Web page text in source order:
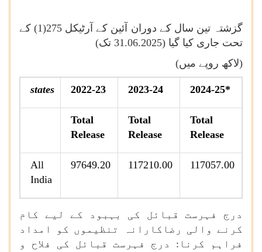
گزشتہ تین سال کے دوران آئین کے آرٹیکل 275(1) کے
تحت جاری کیا گیا (31.06.2025 تک)
(لاکھ روپے میں)
states 2022-23 2023-24 2024-25*
Total
Release
Total
Release
Total
Release
All
India
97649.20 117210.00 117057.00
درج فہرست قبائل کی بہبود کے لیے کام
کرنے والی رضاکارانہ تنظیموں کو امداد
فراہم کرنا: درج فہرست قبائل کی فلاح و